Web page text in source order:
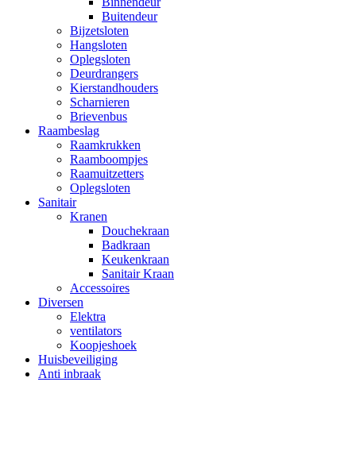
Buitendeur
Bijzetsloten
Hangsloten
Oplegsloten
Deurdrangers
Kierstandhouders
Scharnieren
Brievenbus
Raambeslag
Raamkrukken
Raamboompjes
Raamuitzetters
Oplegsloten
Sanitair
Kranen
Douchekraan
Badkraan
Keukenkraan
Sanitair Kraan
Accessoires
Diversen
Elektra
ventilators
Koopjeshoek
Huisbeveiliging
Anti inbraak